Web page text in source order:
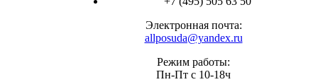
Электронная почта:
allposuda@yandex.ru
Режим работы:
Пн-Пт с 10-18ч